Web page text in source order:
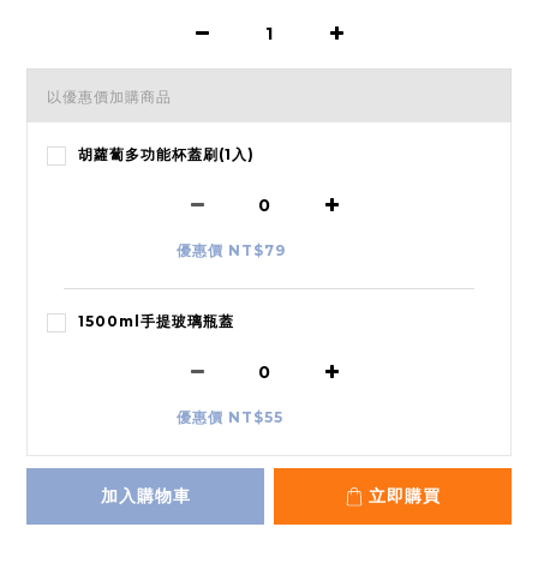
以優惠價加購商品
胡蘿蔔多功能杯蓋刷(1入)
優惠價 NT$79
1500ml手提玻璃瓶蓋
優惠價 NT$55
加入購物車 立即購買